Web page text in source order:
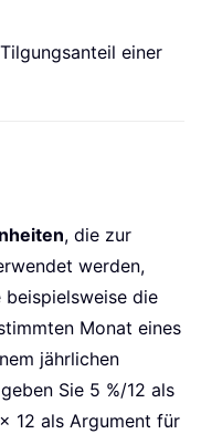
einer
, die zur
werden,
beispielsweise die
Monat eines
jährlichen
Sie 5 %/12 als
12 als Argument für